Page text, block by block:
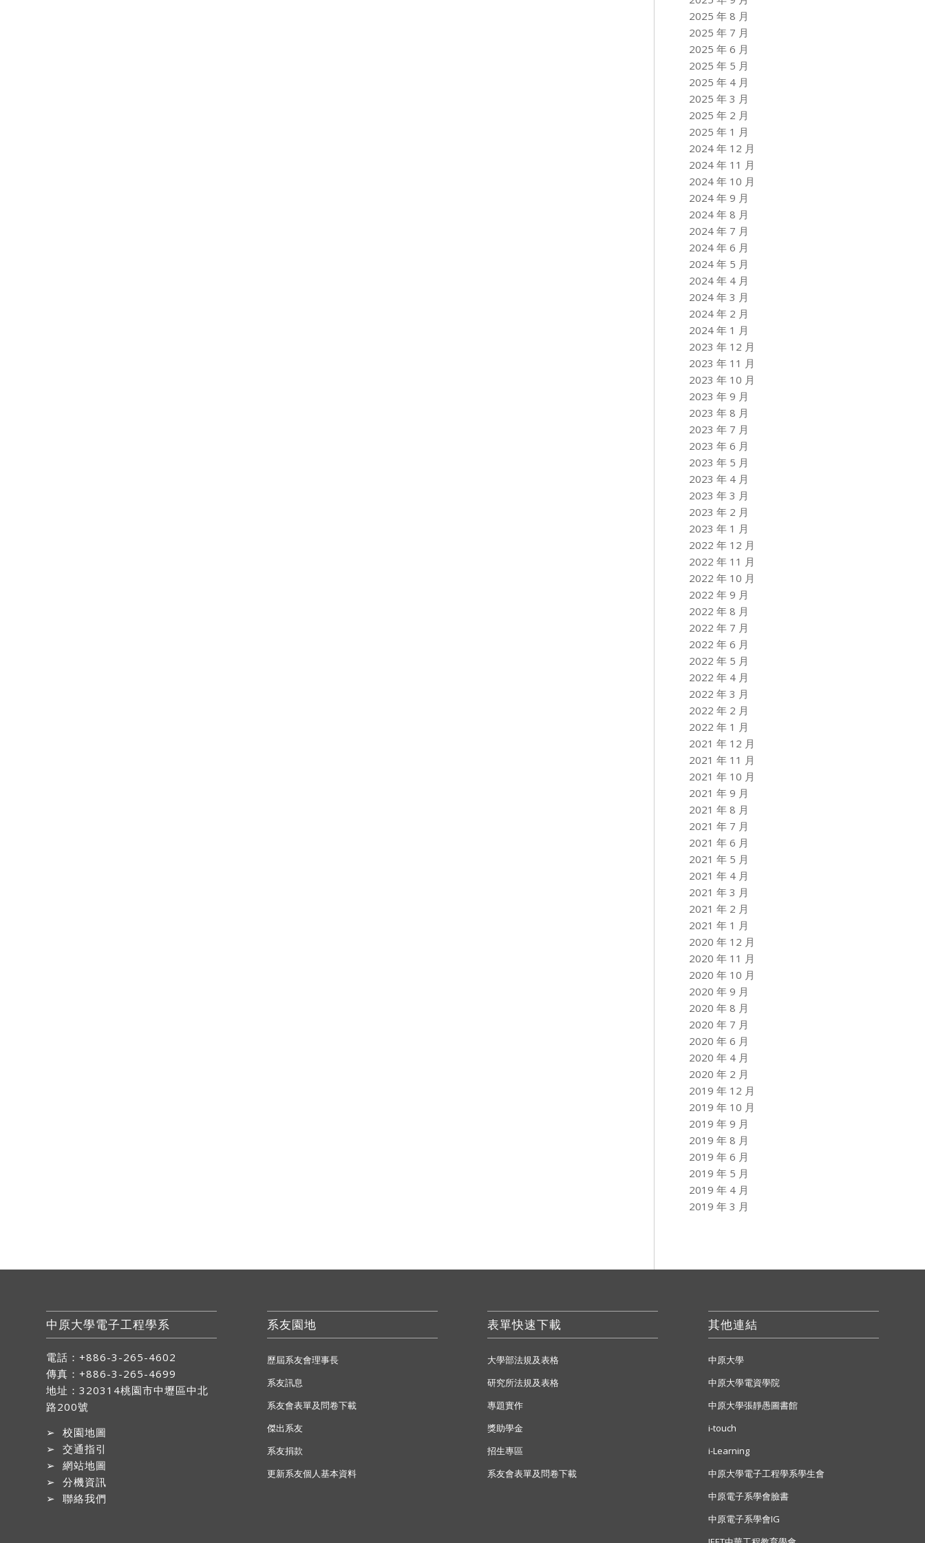
2025 年 8 月
2025 年 7 月
2025 年 6 月
2025 年 5 月
2025 年 4 月
2025 年 3 月
2025 年 2 月
2025 年 1 月
2024 年 12 月
2024 年 11 月
2024 年 10 月
2024 年 9 月
2024 年 8 月
2024 年 7 月
2024 年 6 月
2024 年 5 月
2024 年 4 月
2024 年 3 月
2024 年 2 月
2024 年 1 月
2023 年 12 月
2023 年 11 月
2023 年 10 月
2023 年 9 月
2023 年 8 月
2023 年 7 月
2023 年 6 月
2023 年 5 月
2023 年 4 月
2023 年 3 月
2023 年 2 月
2023 年 1 月
2022 年 12 月
2022 年 11 月
2022 年 10 月
2022 年 9 月
2022 年 8 月
2022 年 7 月
2022 年 6 月
2022 年 5 月
2022 年 4 月
2022 年 3 月
2022 年 2 月
2022 年 1 月
2021 年 12 月
2021 年 11 月
2021 年 10 月
2021 年 9 月
2021 年 8 月
2021 年 7 月
2021 年 6 月
2021 年 5 月
2021 年 4 月
2021 年 3 月
2021 年 2 月
2021 年 1 月
2020 年 12 月
2020 年 11 月
2020 年 10 月
2020 年 9 月
2020 年 8 月
2020 年 7 月
2020 年 6 月
2020 年 4 月
2020 年 2 月
2019 年 12 月
2019 年 10 月
2019 年 9 月
2019 年 8 月
2019 年 6 月
2019 年 5 月
2019 年 4 月
2019 年 3 月
中原大學電子工程學系
電話：+886-3-265-4602
傳真：+886-3-265-4699
地址： 320314桃園市中壢區中北
路200號
➢ 校園地圖
➢ 交通指引
➢ 網站地圖
➢ 分機資訊
➢ 聯絡我們
系友園地
歷屆系友會理事長
系友訊息
系友會表單及問卷下載
傑出系友
系友捐款
更新系友個人基本資料
表單快速下載
大學部法規及表格
研究所法規及表格
專題實作
獎助學金
招生專區
系友會表單及問卷下載
其他連結
中原大學
中原大學電資學院
中原大學張靜愚圖書館
i-touch
i-Learning
中原大學電子工程學系學生會
中原電子系學會臉書
中原電子系學會IG